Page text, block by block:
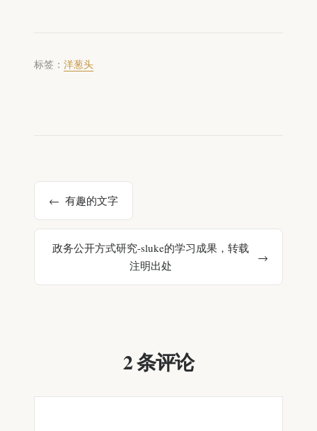
标签： 洋葱头
有趣的文字
政务公开方式研究-sluke的学习成果，转载
注明出处
2 条评论